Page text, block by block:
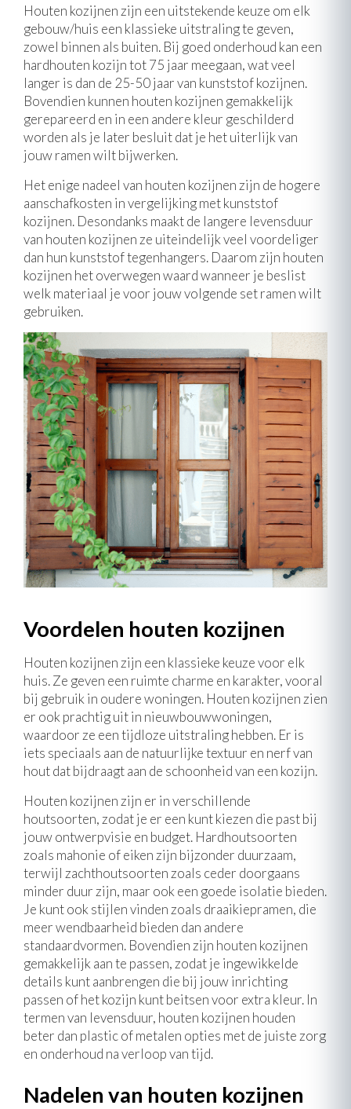
Houten kozijnen zijn een uitstekende keuze om elk
gebouw/huis een klassieke uitstraling te geven,
zowel binnen als buiten. Bij goed onderhoud kan een
hardhouten kozijn tot 75 jaar meegaan, wat veel
langer is dan de 25-50 jaar van kunststof kozijnen.
Bovendien kunnen houten kozijnen gemakkelijk
gerepareerd en in een andere kleur geschilderd
worden als je later besluit dat je het uiterlijk van
jouw ramen wilt bijwerken.
Het enige nadeel van houten kozijnen zijn de hogere
aanschafkosten in vergelijking met kunststof
kozijnen. Desondanks maakt de langere levensduur
van houten kozijnen ze uiteindelijk veel voordeliger
dan hun kunststof tegenhangers. Daarom zijn houten
kozijnen het overwegen waard wanneer je beslist
welk materiaal je voor jouw volgende set ramen wilt
gebruiken.
Voordelen houten kozijnen
Houten kozijnen zijn een klassieke keuze voor elk
huis. Ze geven een ruimte charme en karakter, vooral
bij gebruik in oudere woningen. Houten kozijnen zien
er ook prachtig uit in nieuwbouwwoningen,
waardoor ze een tijdloze uitstraling hebben. Er is
iets speciaals aan de natuurlijke textuur en nerf van
hout dat bijdraagt aan de schoonheid van een kozijn.
Houten kozijnen zijn er in verschillende
houtsoorten, zodat je er een kunt kiezen die past bij
jouw ontwerpvisie en budget. Hardhoutsoorten
zoals mahonie of eiken zijn bijzonder duurzaam,
terwijl zachthoutsoorten zoals ceder doorgaans
minder duur zijn, maar ook een goede isolatie bieden.
Je kunt ook stijlen vinden zoals draaikiepramen, die
meer wendbaarheid bieden dan andere
standaardvormen. Bovendien zijn houten kozijnen
gemakkelijk aan te passen, zodat je ingewikkelde
details kunt aanbrengen die bij jouw inrichting
passen of het kozijn kunt beitsen voor extra kleur. In
termen van levensduur, houten kozijnen houden
beter dan plastic of metalen opties met de juiste zorg
en onderhoud na verloop van tijd.
Nadelen van houten kozijnen